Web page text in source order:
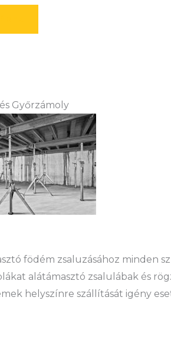
Győrzámoly
födém zsaluzásához minden
alátámasztó zsalulábak és
helyszínre szállítását igény